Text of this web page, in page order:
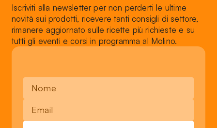
Iscriviti alla newsletter per non perderti le ultime
novità sui prodotti, ricevere tanti consigli di settore,
rimanere aggiornato sulle ricette più richieste e su
tutti gli eventi e corsi in programma al Molino.